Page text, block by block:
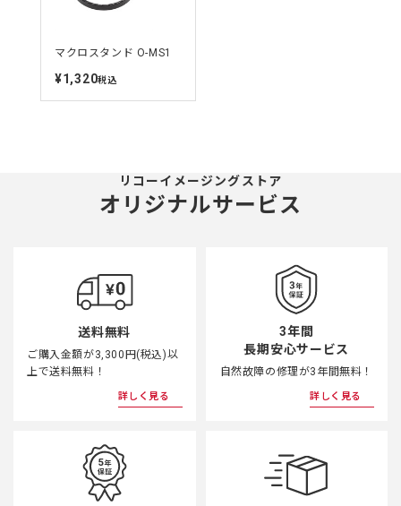
マクロスタンド O-MS1
定
¥1,320税込
リコーイメージングストア
オリジナルサービス
送料無料
ご購入金額が3,300円(税込)以
上で送料無料！
詳しく見る
3年間
長期安心サービス
自然故障の修理が3年間無料！
詳しく見る